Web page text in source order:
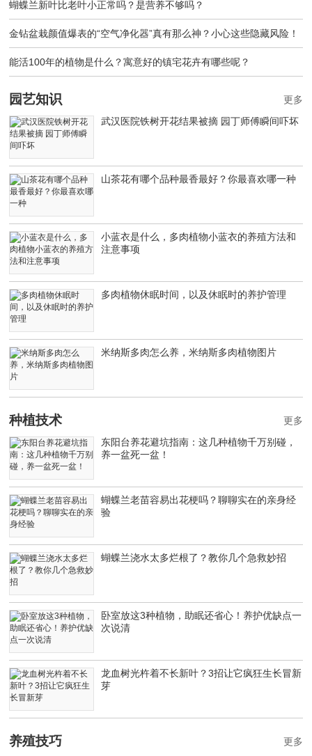
蝴蝶兰新叶比老叶小正常吗？是营养不够吗？
金钻盆栽颜值爆表的“空气净化器”真有那么神？小心这些隐藏风险！
能活100年的植物是什么？寓意好的镇宅花卉有哪些呢？
园艺知识
武汉医院铁树开花结果被摘 园丁师傅瞬间吓坏
山茶花有哪个品种最香最好？你最喜欢哪一种
小蓝衣是什么，多肉植物小蓝衣的养殖方法和
注意事项
多肉植物休眠时间，以及休眠时的养护管理
米纳斯多肉怎么养，米纳斯多肉植物图片
更多
种植技术
东阳台养花避坑指南：这几种植物千万别碰，
养一盆死一盆！
蝴蝶兰老苗容易出花梗吗？聊聊实在的亲身经
验
蝴蝶兰浇水太多烂根了？教你几个急救妙招
卧室放这3种植物，助眠还省心！养护优缺点一
次说清
龙血树光杵着不长新叶？3招让它疯狂生长冒新
芽
更多
养殖技巧 更多